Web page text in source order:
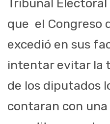
Tribunal
que el Congreso
excedió en sus
intentar evitar la
de los diputados
contaran con